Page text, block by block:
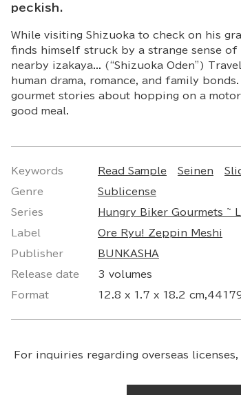
peckish.
While visiting Shizuoka to check on his
finds himself struck by a strange sense
nearby izakaya... (“Shizuoka Oden”)
human drama, romance, and family
gourmet stories about hopping on a
good meal.
Keywords Read Sample Seinen
Genre Sublicense
Series Hungry Biker Gourmets ~
Label Ore Ryu! Zeppin Meshi
Publisher BUNKASHA
Release date 3 volumes
Format 12.8 x 1.7 x 18.2
For inquiries regarding overseas licenses,